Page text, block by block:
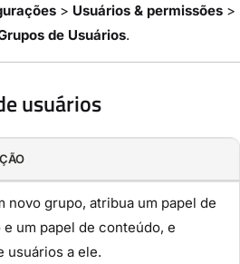
> Usuários & permissões >
de Usuários.
usuários
novo grupo, atribua um papel de
e um papel de conteúdo, e
usuários a ele.